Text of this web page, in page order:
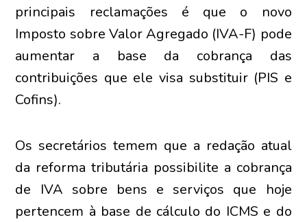
principais reclamações é que o novo
Imposto sobre Valor Agregado (IVA-F) pode
aumentar a base da cobrança das
contribuições que ele visa substituir (PIS e
Cofins).
Os secretários temem que a redação atual
da reforma tributária possibilite a cobrança
de IVA sobre bens e serviços que hoje
pertencem à base de cálculo do ICMS e do